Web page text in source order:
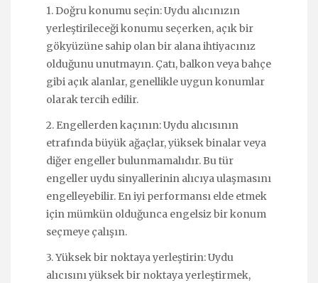
1. Doğru konumu seçin: Uydu alıcınızın
yerleştirileceği konumu seçerken, açık bir
gökyüzüne sahip olan bir alana ihtiyacınız
olduğunu unutmayın. Çatı, balkon veya bahçe
gibi açık alanlar, genellikle uygun konumlar
olarak tercih edilir.
2. Engellerden kaçının: Uydu alıcısının
etrafında büyük ağaçlar, yüksek binalar veya
diğer engeller bulunmamalıdır. Bu tür
engeller uydu sinyallerinin alıcıya ulaşmasını
engelleyebilir. En iyi performansı elde etmek
için mümkün olduğunca engelsiz bir konum
seçmeye çalışın.
3. Yüksek bir noktaya yerleştirin: Uydu
alıcısını yüksek bir noktaya yerleştirmek,